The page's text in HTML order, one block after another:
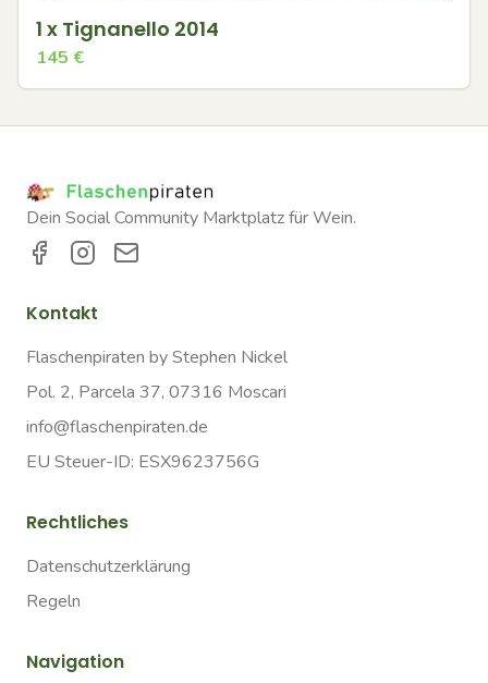
1 x Tignanello 2014
145 €
Dein Social Community Marktplatz für Wein.
Kontakt
Flaschenpiraten by Stephen Nickel
Pol. 2, Parcela 37, 07316 Moscari
info@flaschenpiraten.de
EU Steuer-ID: ESX9623756G
Rechtliches
Datenschutzerklärung
Regeln
Navigation